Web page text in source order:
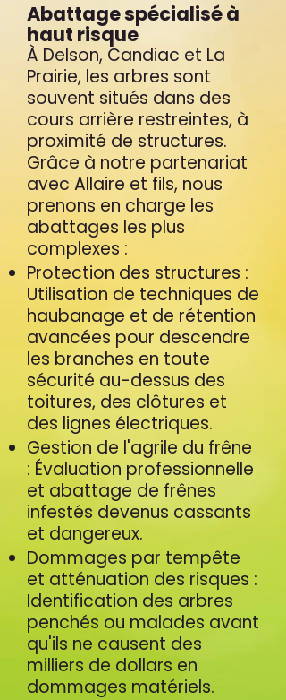
Abattage spécialisé à
haut risque
À Delson, Candiac et La
Prairie, les arbres sont
souvent situés dans des
cours arrière restreintes, à
proximité de structures.
Grâce à notre partenariat
avec Allaire et fils, nous
prenons en charge les
abattages les plus
complexes :
Protection des structures :
Utilisation de techniques de
haubanage et de rétention
avancées pour descendre
les branches en toute
sécurité au-dessus des
toitures, des clôtures et
des lignes électriques.
Gestion de l'agrile du frêne
: Évaluation professionnelle
et abattage de frênes
infestés devenus cassants
et dangereux.
Dommages par tempête
et atténuation des risques :
Identification des arbres
penchés ou malades avant
qu'ils ne causent des
milliers de dollars en
dommages matériels.